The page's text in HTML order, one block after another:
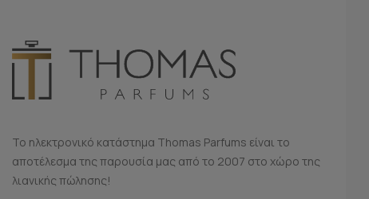
Το ηλεκτρονικό κατάστημα Thomas Parfums είναι το
αποτέλεσμα της παρουσία μας από το 2007 στο χώρο της
λιανικής πώλησης!